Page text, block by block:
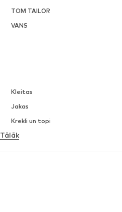
TOM TAILOR
VANS
Kleitas
Jakas
Krekli un topi
Apakšveļa
Blūzes un tunikas
Tālāk